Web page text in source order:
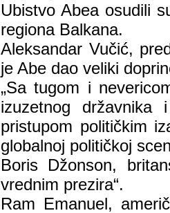
Ubistvo Abea osudili
regiona Balkana.
Aleksandar Vučić,
je Abe dao veliki
„Sa tugom i
izuzetnog
pristupom političkim
globalnoj političkoj
Boris Džonson,
vrednim prezira“.
Ram Emanuel,